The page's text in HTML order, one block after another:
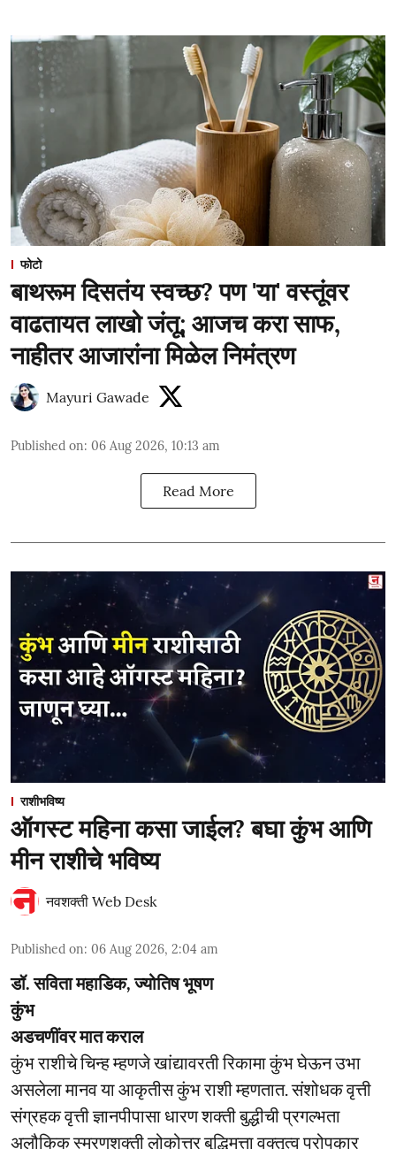
फोटो
बाथरूम दिसतंय स्वच्छ? पण 'या' वस्तूंवर
वाढतायत लाखो जंतू; आजच करा साफ,
नाहीतर आजारांना मिळेल निमंत्रण
Mayuri Gawade
Published on: 06 Aug 2026, 10:13 am
Read More
राशीभविष्य
ऑगस्ट महिना कसा जाईल? बघा कुंभ आणि
मीन राशीचे भविष्य
नवशक्ती Web Desk
Published on: 06 Aug 2026, 2:04 am
डॉ. सविता महाडिक, ज्योतिष भूषण
कुंभ
अडचणींवर मात कराल
कुंभ राशीचे चिन्ह म्हणजे खांद्यावरती रिकामा कुंभ घेऊन उभा
असलेला मानव या आकृतीस कुंभ राशी म्हणतात. संशोधक वृत्ती
संग्रहक वृत्ती ज्ञानपीपासा धारण शक्ती बुद्धीची प्रगल्भता
अलौकिक स्मरणशक्ती लोकोत्तर बुद्धिमत्ता वक्तृत्व परोपकार